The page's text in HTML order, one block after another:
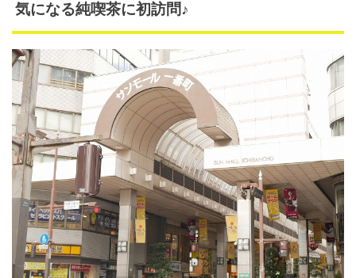
気になる純喫茶に初訪問♪